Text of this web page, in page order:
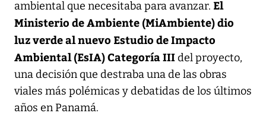
ambiental que necesitaba para avanzar. El
Ministerio de Ambiente (MiAmbiente) dio
luz verde al nuevo Estudio de Impacto
Ambiental (EsIA) Categoría IIIdel proyecto,
una decisión que destraba una de las obras
viales más polémicas y debatidas de los últimos
años en Panamá.